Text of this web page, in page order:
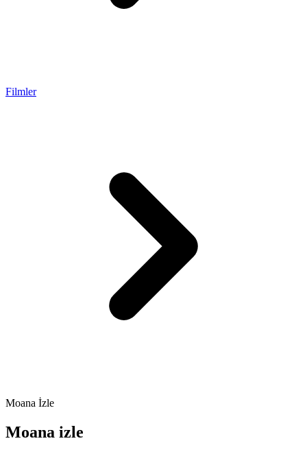
Filmler
Moana İzle
Moana izle